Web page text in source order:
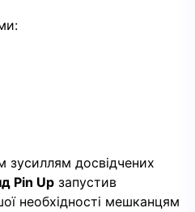
зусиллям досвідчених
Pin Up запустив
необхідності мешканцям